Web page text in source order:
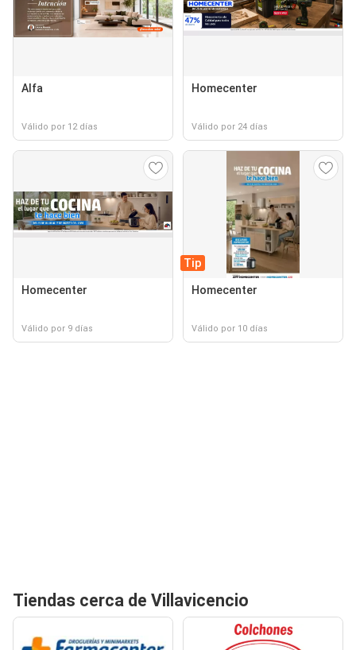
Alfa
Válido por 12 días
Homecenter
Válido por 24 días
Homecenter
Válido por 9 días
Tip
Homecenter
Válido por 10 días
Tiendas cerca de Villavicencio